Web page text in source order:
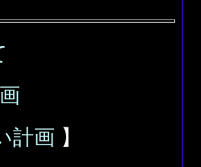
計画 】